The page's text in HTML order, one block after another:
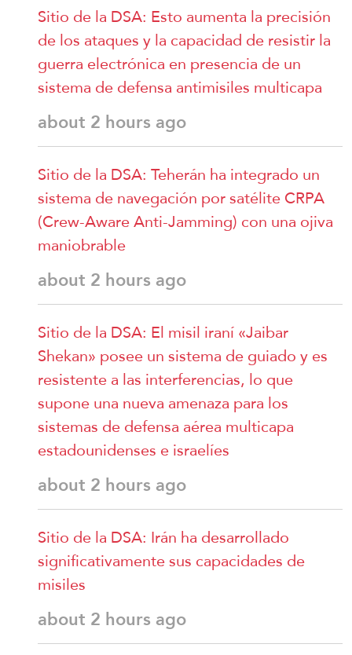
Sitio de la DSA: Esto aumenta la precisión
de los ataques y la capacidad de resistir la
guerra electrónica en presencia de un
sistema de defensa antimisiles multicapa
about 2 hours ago
Sitio de la DSA: Teherán ha integrado un
sistema de navegación por satélite CRPA
(Crew-Aware Anti-Jamming) con una ojiva
maniobrable
about 2 hours ago
Sitio de la DSA: El misil iraní «Jaibar
Shekan» posee un sistema de guiado y es
resistente a las interferencias, lo que
supone una nueva amenaza para los
sistemas de defensa aérea multicapa
estadounidenses e israelíes
about 2 hours ago
Sitio de la DSA: Irán ha desarrollado
significativamente sus capacidades de
misiles
about 2 hours ago